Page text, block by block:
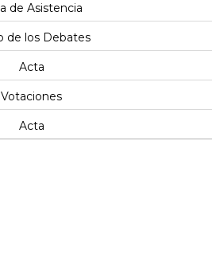
de Asistencia
de los Debates
Acta
Votaciones
Acta